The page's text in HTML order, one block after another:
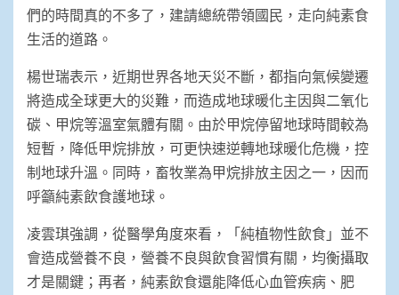
們的時間真的不多了，建請總統帶領國民，走向純素食
生活的道路。
楊世瑞表示，近期世界各地天災不斷，都指向氣候變遷
將造成全球更大的災難，而造成地球暖化主因與二氧化
碳、甲烷等溫室氣體有關。由於甲烷停留地球時間較為
短暫，降低甲烷排放，可更快速逆轉地球暖化危機，控
制地球升溫。同時，畜牧業為甲烷排放主因之一，因而
呼籲純素飲食護地球。
凌雲琪強調，從醫學角度來看，「純植物性飲食」並不
會造成營養不良，營養不良與飲食習慣有關，均衡攝取
才是關鍵；再者，純素飲食還能降低心血管疾病、肥